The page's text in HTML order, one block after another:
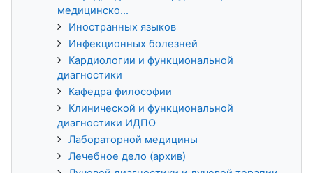
медицинско...
Иностранных языков
Инфекционных болезней
Кардиологии и функциональной
диагностики
Кафедра философии
Клинической и функциональной
диагностики ИДПО
Лабораторной медицины
Лечебное дело (архив)